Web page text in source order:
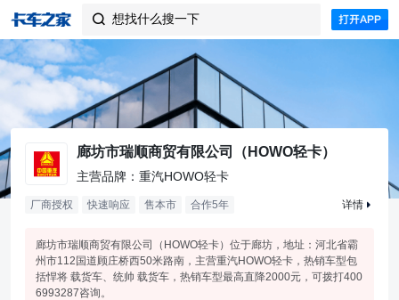
 想找什么搜一下
廊坊市瑞顺商贸有限公司（HOWO轻卡）
主营品牌：重汽HOWO轻卡
厂商授权 快速响应 售本市 合作5年 详情
廊坊市瑞顺商贸有限公司（HOWO轻卡）位于廊坊，地址：河北省霸
州市112国道顾庄桥西50米路南，主营重汽HOWO轻卡，热销车型包
括悍将 载货车、统帅 载货车，热销车型最高直降2000元，可拨打400
6993287咨询。